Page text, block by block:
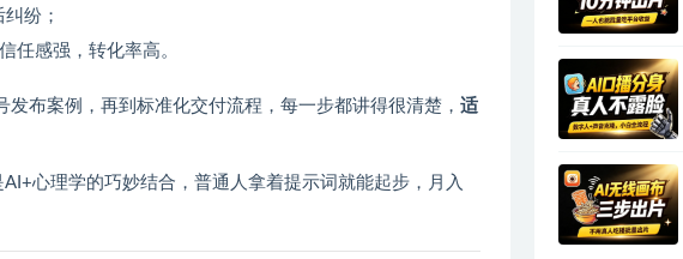
纷；
任感强，转化率高。
布案例，再到标准化交付流程，每一步都讲得很清楚， 适
心理学的巧妙结合，普通人拿着提示词就能起步，月入